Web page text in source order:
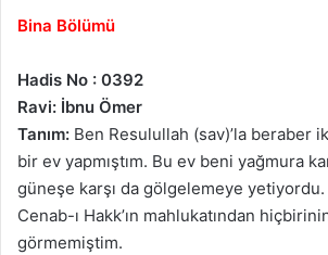
Bina Bölümü
Hadis No : 0392
Ravi: İbnu Ömer
Tanım: Ben Resulullah (sav)’la beraber
bir ev yapmıştım. Bu ev beni yağmura
güneşe karşı da gölgelemeye yetiyordu.
Cenab-ı Hakk’ın mahlukatından
görmemiştim.